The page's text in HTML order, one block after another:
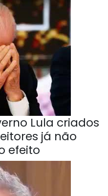
Lula criados
já não
efeito